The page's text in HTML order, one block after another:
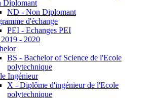
Diplomant
ND - Non Diplomant
d'échange
PEI - Echanges PEI
- 2020
BS - Bachelor of Science de l'Ecole
polytechnique
Ingénieur
X - Diplôme d'ingénieur de l'Ecole
polytechnique